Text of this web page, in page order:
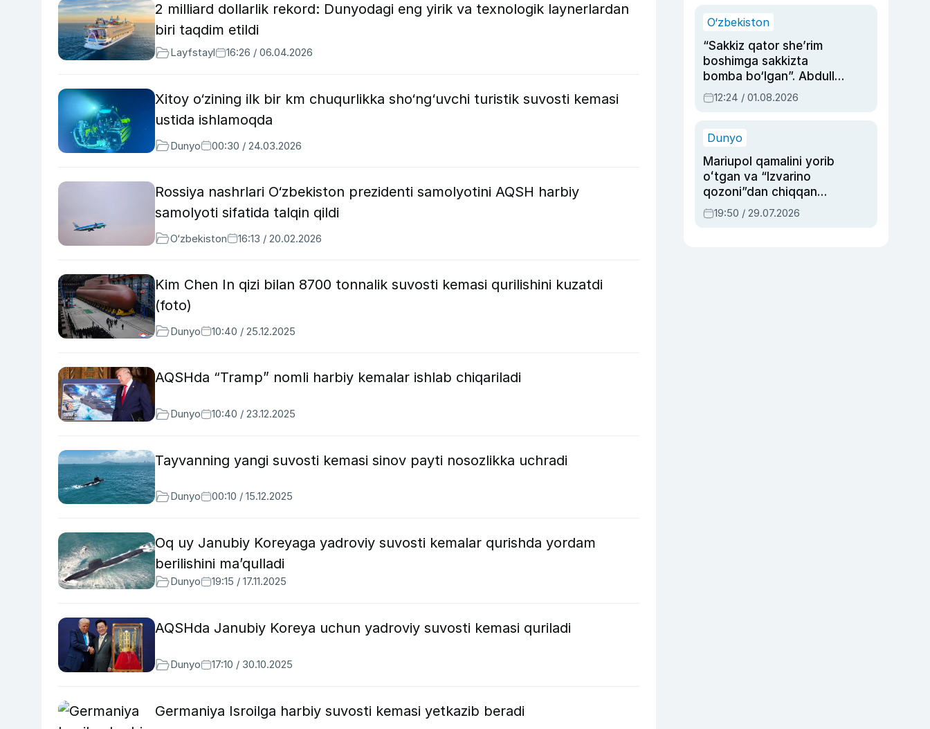
2 milliard dollarlik rekord: Dunyodagi eng yirik va texnologik laynerlardan
biri taqdim etildi
Layfstayl 16:26 / 06.04.2026
Xitoy o‘zining ilk bir km chuqurlikka sho‘ng‘uvchi turistik suvosti kemasi
ustida ishlamoqda
Dunyo 00:30 / 24.03.2026
Rossiya nashrlari O‘zbekiston prezidenti samolyotini AQSH harbiy
samolyoti sifatida talqin qildi
O‘zbekiston 16:13 / 20.02.2026
Kim Chen In qizi bilan 8700 tonnalik suvosti kemasi qurilishini kuzatdi
(foto)
Dunyo 10:40 / 25.12.2025
AQSHda “Tramp” nomli harbiy kemalar ishlab chiqariladi
Dunyo 10:40 / 23.12.2025
Tayvanning yangi suvosti kemasi sinov payti nosozlikka uchradi
Dunyo 00:10 / 15.12.2025
Oq uy Janubiy Koreyaga yadroviy suvosti kemalar qurishda yordam
berilishini ma’qulladi
Dunyo 19:15 / 17.11.2025
AQSHda Janubiy Koreya uchun yadroviy suvosti kemasi quriladi
Dunyo 17:10 / 30.10.2025
Germaniya Isroilga harbiy suvosti kemasi yetkazib beradi
O‘zbekiston
“Sakkiz qator she’rim
boshimga sakkizta
bomba bo‘lgan”. Abdulla
Oripovni siyosiy
ayblovlardan asrab
12:24 / 01.08.2026
Dunyo
Mariupol qamalini yorib
oʻtgan va “Izvarino
qozoni”dan chiqqan
qahramon — Ukraina
armiyasi bosh
19:50 / 29.07.2026